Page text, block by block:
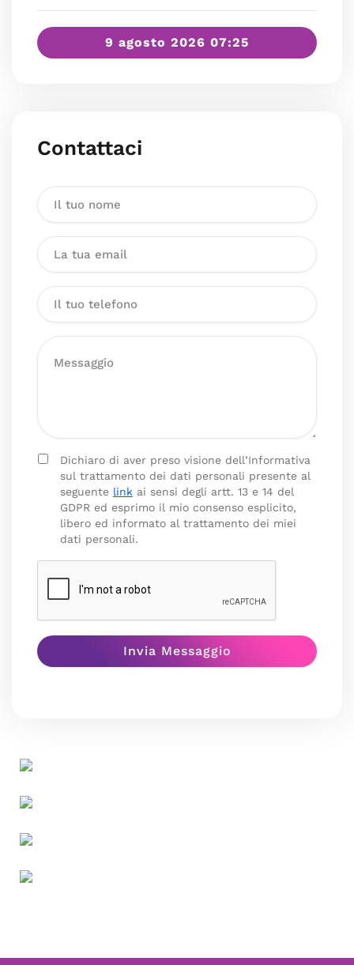
9 agosto 2026 07:25
Contattaci
Dichiaro di aver preso visione dell’Informativa
sul trattamento dei dati personali presente al
seguente link ai sensi degli artt. 13 e 14 del
GDPR ed esprimo il mio consenso esplicito,
libero ed informato al trattamento dei miei
dati personali.